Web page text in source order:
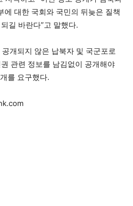
에 대한 국회와 국민의 뒤늦은 질책
길 바란다”고 말했다.
개되지 않은 납북자 및 국군포로
관련 정보를 남김없이 공개해야
를 요구했다.